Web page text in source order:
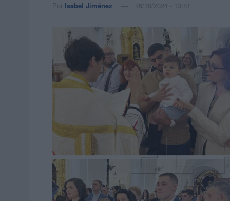
Por Isabel Jiménez 26/10/2024 - 13:51